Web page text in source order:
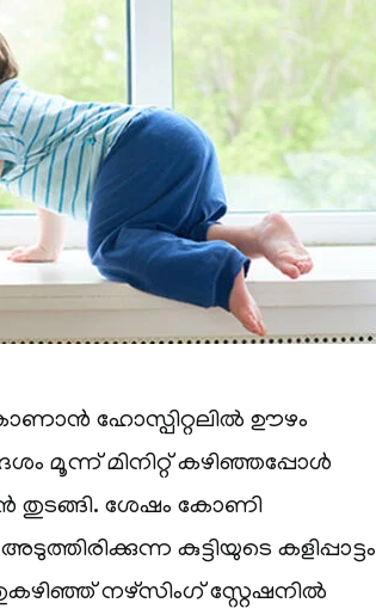
ഹോസ്പിറ്റലിൽ ഊഴം
മൂന്ന് മിനിറ്റ് കഴിഞ്ഞപ്പോൾ
ശേഷം കോണി
കുട്ടിയുടെ കളിപ്പാട്ടം
നഴ്‌സിംഗ് സ്റ്റേഷനിൽ